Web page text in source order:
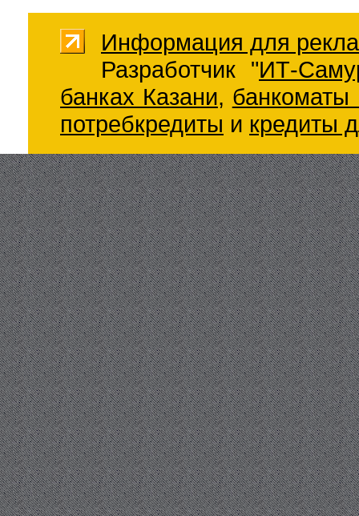
Информация для
Разработчик "ИТ-
банках Казани, банкоматы
потребкредиты и кредиты